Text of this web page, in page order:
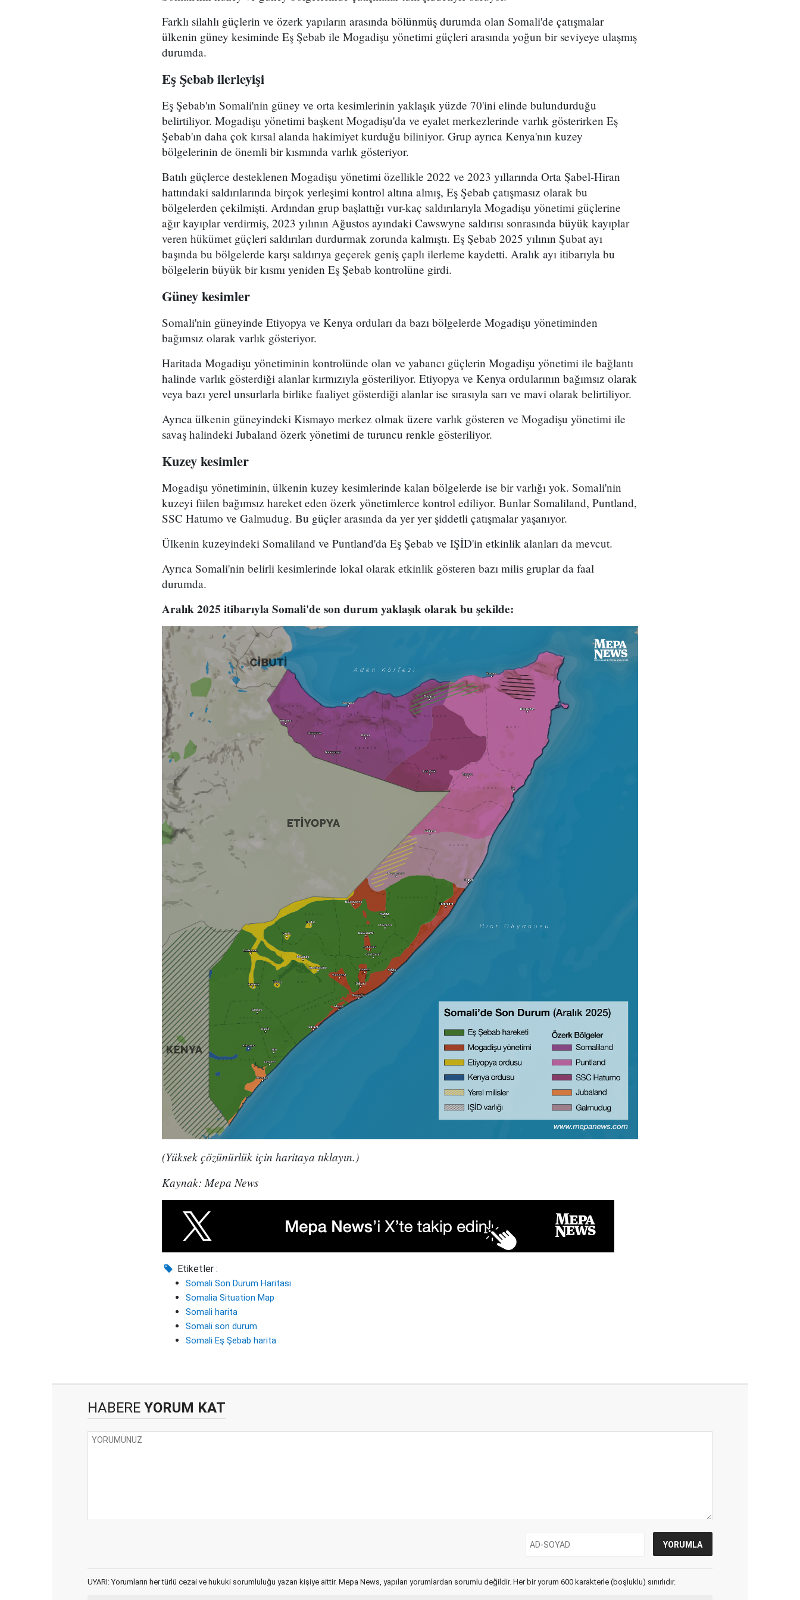
Farklı silahlı güçlerin ve özerk yapıların arasında bölünmüş durumda olan Somali'de çatışmalar
ülkenin güney kesiminde Eş Şebab ile Mogadişu yönetimi güçleri arasında yoğun bir seviyeye ulaşmış
durumda.
Eş Şebab ilerleyişi
Eş Şebab'ın Somali'nin güney ve orta kesimlerinin yaklaşık yüzde 70'ini elinde bulundurduğu
belirtiliyor. Mogadişu yönetimi başkent Mogadişu'da ve eyalet merkezlerinde varlık gösterirken Eş
Şebab'ın daha çok kırsal alanda hakimiyet kurduğu biliniyor. Grup ayrıca Kenya'nın kuzey
bölgelerinin de önemli bir kısmında varlık gösteriyor.
Batılı güçlerce desteklenen Mogadişu yönetimi özellikle 2022 ve 2023 yıllarında Orta Şabel-Hiran
hattındaki saldırılarında birçok yerleşimi kontrol altına almış, Eş Şebab çatışmasız olarak bu
bölgelerden çekilmişti. Ardından grup başlattığı vur-kaç saldırılarıyla Mogadişu yönetimi güçlerine
ağır kayıplar verdirmiş, 2023 yılının Ağustos ayındaki Cawswyne saldırısı sonrasında büyük kayıplar
veren hükümet güçleri saldırıları durdurmak zorunda kalmıştı. Eş Şebab 2025 yılının Şubat ayı
başında bu bölgelerde karşı saldırıya geçerek geniş çaplı ilerleme kaydetti. Aralık ayı itibarıyla bu
bölgelerin büyük bir kısmı yeniden Eş Şebab kontrolüne girdi.
Güney kesimler
Somali'nin güneyinde Etiyopya ve Kenya orduları da bazı bölgelerde Mogadişu yönetiminden
bağımsız olarak varlık gösteriyor.
Haritada Mogadişu yönetiminin kontrolünde olan ve yabancı güçlerin Mogadişu yönetimi ile bağlantı
halinde varlık gösterdiği alanlar kırmızıyla gösteriliyor. Etiyopya ve Kenya ordularının bağımsız olarak
veya bazı yerel unsurlarla birlike faaliyet gösterdiği alanlar ise sırasıyla sarı ve mavi olarak belirtiliyor.
Ayrıca ülkenin güneyindeki Kismayo merkez olmak üzere varlık gösteren ve Mogadişu yönetimi ile
savaş halindeki Jubaland özerk yönetimi de turuncu renkle gösteriliyor.
Kuzey kesimler
Mogadişu yönetiminin, ülkenin kuzey kesimlerinde kalan bölgelerde ise bir varlığı yok. Somali'nin
kuzeyi fiilen bağımsız hareket eden özerk yönetimlerce kontrol ediliyor. Bunlar Somaliland, Puntland,
SSC Hatumo ve Galmudug. Bu güçler arasında da yer yer şiddetli çatışmalar yaşanıyor.
Ülkenin kuzeyindeki Somaliland ve Puntland'da Eş Şebab ve IŞİD'in etkinlik alanları da mevcut.
Ayrıca Somali'nin belirli kesimlerinde lokal olarak etkinlik gösteren bazı milis gruplar da faal
durumda.
Aralık 2025 itibarıyla Somali'de son durum yaklaşık olarak bu şekilde:
(Yüksek çözünürlük için haritaya tıklayın.)
Kaynak: Mepa News
Etiketler :
Somali Son Durum Haritası
Somalia Situation Map
Somali harita
Somali son durum
Somali Eş Şebab harita
HABERE YORUM KAT
UYARI: Yorumların her türlü cezai ve hukuki sorumluluğu yazan kişiye aittir. Mepa News, yapılan yorumlardan sorumlu değildir. Her bir yorum 600 karakterle (boşluklu) sınırlıdır.